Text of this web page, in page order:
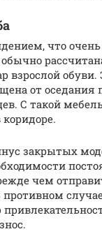
что
взрослой
от оседания
С такой
закрытых
чем